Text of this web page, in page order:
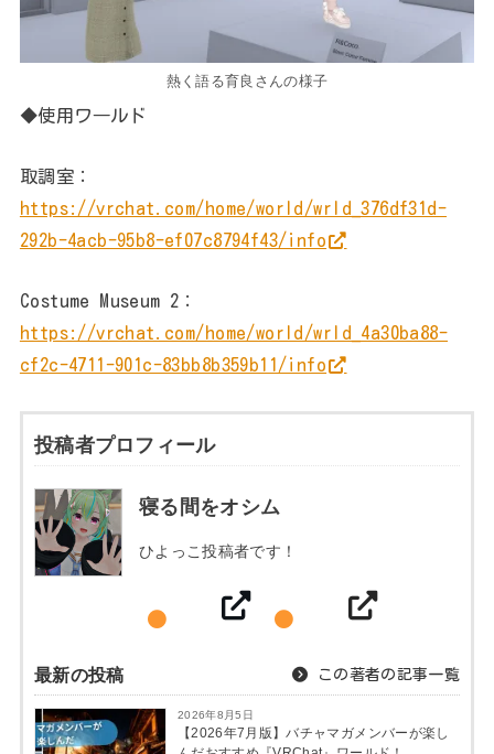
熱く語る育良さんの様子
◆使用ワ―ルド
取調室：
https://vrchat.com/home/world/wrld_376df31d-
292b-4acb-95b8-ef07c8794f43/info
Costume Museum 2：
https://vrchat.com/home/world/wrld_4a30ba88-
cf2c-4711-901c-83bb8b359b11/info
投稿者プロフィール
寝る間をオシム
ひよっこ投稿者です！
最新の投稿 この著者の記事一覧
2026年8月5日
【2026年7月版】バチャマガメンバーが楽し